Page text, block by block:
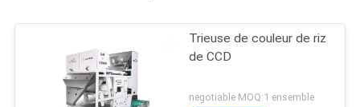
Trieuse de couleur de riz
de CCD
negotiable MOQ:1 ensemble